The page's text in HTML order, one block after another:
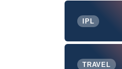
IPL
TRAVEL